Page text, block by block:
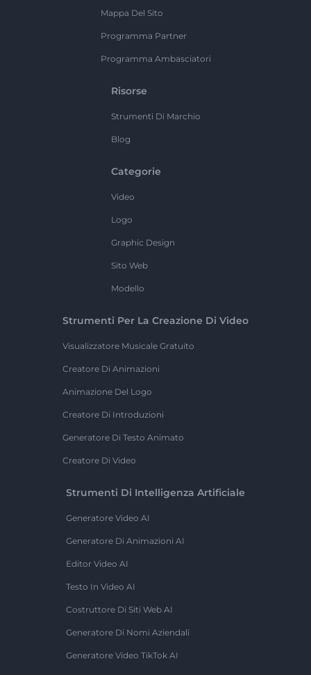
Mappa Del Sito
Programma Partner
Programma Ambasciatori
Risorse
Strumenti Di Marchio
Blog
Categorie
Video
Logo
Graphic Design
Sito Web
Modello
Strumenti Per La Creazione Di Video
Visualizzatore Musicale Gratuito
Creatore Di Animazioni
Animazione Del Logo
Creatore Di Introduzioni
Generatore Di Testo Animato
Creatore Di Video
Strumenti Di Intelligenza Artificiale
Generatore Video AI
Generatore Di Animazioni AI
Editor Video AI
Testo In Video AI
Costruttore Di Siti Web AI
Generatore Di Nomi Aziendali
Generatore Video TikTok AI